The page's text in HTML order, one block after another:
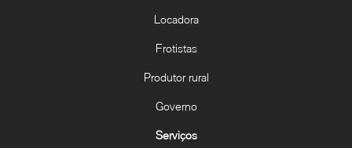
Locadora
Frotistas
Produtor rural
Governo
Serviços